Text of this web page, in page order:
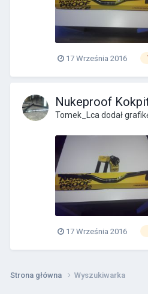
17 Września 2016
Nukeproof
Tomek_Lca dodał
17 Września 2016
Strona główna Wyszukiwarka